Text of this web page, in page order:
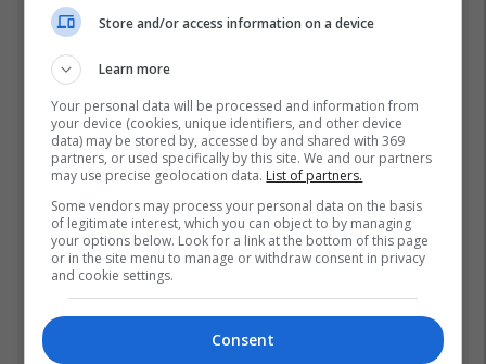
Kristian Prengës
Pesë ditë pas marrjes së
detyrës, shefi i ri i ushtrisë
ukrainase urdhëron
kontroll të madh
26/07/2026
Vetëm dy raunde dhe
miliona euro në xhep,
e Prenga
26/07/2026
Vëllai iu etiketua si pjesëtar
Store and/or access information on a device
Learn more
Your personal data will be processed and information from
your device (cookies, unique identifiers, and other device
data) may be stored by, accessed by and shared with 369
partners, or used specifically by this site. We and our partners
may use precise geolocation data. List of partners.
Some vendors may process your personal data on the basis
of legitimate interest, which you can object to by managing
your options below. Look for a link at the bottom of this page
or in the site menu to manage or withdraw consent in privacy
and cookie settings.
Consent